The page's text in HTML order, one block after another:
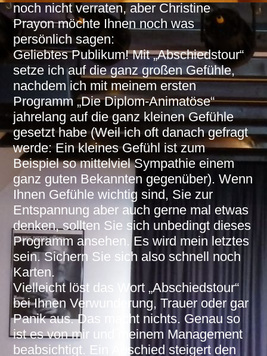
noch nicht verraten, aber Christine
Prayon möchte Ihnen noch was
persönlich sagen:
Geliebtes Publikum! Mit „Abschiedstour“
setze ich auf die ganz großen Gefühle,
nachdem ich mit meinem ersten
Programm „Die Diplom-Animatöse“
jahrelang auf die ganz kleinen Gefühle
gesetzt habe (Weil ich oft danach gefragt
werde: Ein kleines Gefühl ist zum
Beispiel so mittelviel Sympathie einem
ganz guten Bekannten gegenüber). Wenn
Ihnen Gefühle wichtig sind, Sie zur
Entspannung aber auch gerne mal etwas
denken, sollten Sie sich unbedingt dieses
Programm ansehen. Es wird mein letztes
sein. Sichern Sie sich also schnell noch
Karten.
Vielleicht löst das Wort „Abschiedstour“
bei Ihnen Verwunderung, Trauer oder gar
Panik aus. Das macht nichts. Genau so
ist es von mir und meinem Management
beabsichtigt. Ein Abschied steigert den